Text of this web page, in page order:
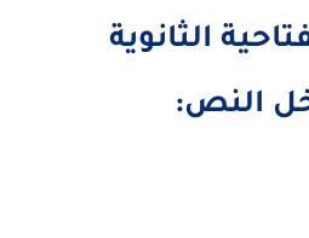
الثانوية
النص: